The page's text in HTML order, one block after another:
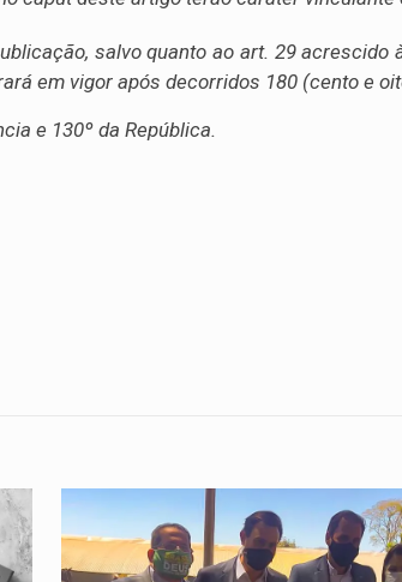
salvo quanto ao art. 29
em vigor após decorridos 180 (cento e
e 130º da República.